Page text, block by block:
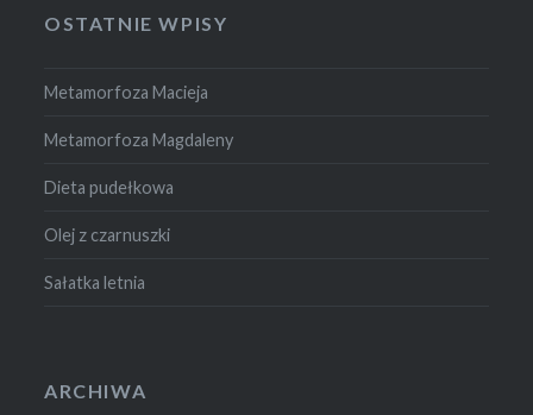
OSTATNIE WPISY
Metamorfoza Macieja
Metamorfoza Magdaleny
Dieta pudełkowa
Olej z czarnuszki
Sałatka letnia
ARCHIWA